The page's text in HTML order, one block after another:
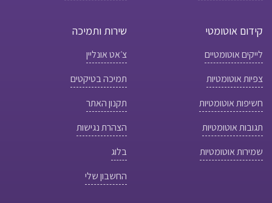
קידום אוטומטי
לייקים אוטומטיים
צפיות אוטומטיות
חשיפות אוטומטיות
תגובות אוטומטיות
שמירות אוטומטיות
שירות ותמיכה
צ׳אט אונליין
תמיכה בטיקטים
תקנון האתר
הצהרת נגישות
בלוג
החשבון שלי